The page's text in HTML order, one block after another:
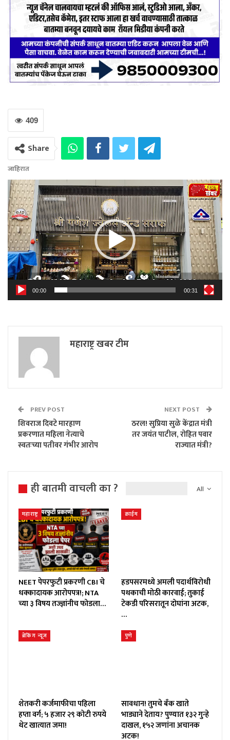
409
Share
जाहिरात
Video
Player
00:00 00:31
महाराष्ट्र खबर टीम
PREV POST
शिवराज दिवटे मारहाण
प्रकरणात महिला नेत्याचे
स्वतःच्या पतीवर गंभीर आरोप
NEXT POST
ठरल! सुप्रिया सुळे केंद्रात मंत्री
तर जयंत पाटील, रोहित पवार
राज्यात मंत्री?
All
ही बातमी वाचली का ?
महाराष्ट्र
NEET पेपरफुटी प्रकरणी CBI चे
धक्कादायक आरोपपत्र!; NTA
च्या ३ विषय तज्ज्ञांनीच फोडला…
क्राईम
हडपसरमध्ये अमली पदार्थविरोधी
पथकाची मोठी कारवाई; तुकाई
टेकडी परिसरातून दोघांना अटक,
…
ब्रेकिंग न्यूज
शेतकरी कर्जमाफीचा पहिला
हप्ता वर्ग; ५ हजार २९ कोटी रुपये
थेट खात्यात जमा!
पुणे
सावधान! तुमचे बँक खाते
भाड्याने देताय? पुण्यात १३२ गुन्हे
दाखल, १५२ जणांना अचानक
अटक!